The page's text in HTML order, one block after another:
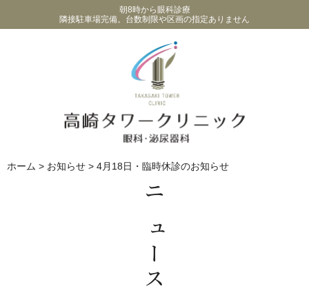
朝8時から眼科診療
隣接駐車場完備。台数制限や区画の指定ありません
ホーム > お知らせ > 4月18日・臨時休診のお知らせ
ニュース